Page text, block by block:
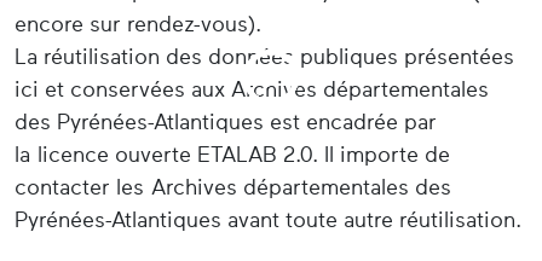
encore sur rendez-vous).
La réutilisation des données publiques présentées
ici et conservées aux Archives départementales
des Pyrénées-Atlantiques est encadrée par
la licence ouverte ETALAB 2.0. Il importe de
contacter les Archives départementales des
Pyrénées-Atlantiques avant toute autre réutilisation.